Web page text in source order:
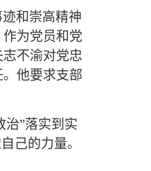
和崇高精神
为党员和党
不渝对党忠
他要求支部
治”落实到实
己的力量。